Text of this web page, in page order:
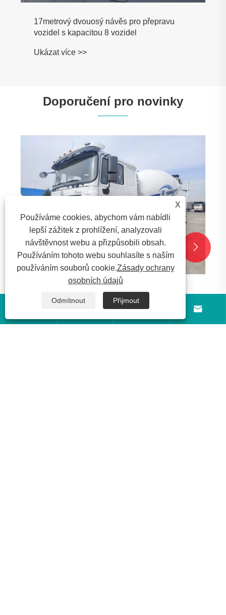
17metrový dvouosý návěs pro přepravu
vozidel s kapacitou 8 vozidel
Ukázat více >>
Doporučení pro novinky
Proč je odolný mixér cementu automobilů
Shaanxi vaší dobrou volbou?
Ukázat více >>
 
 
X
Používáme cookies, abychom vám nabídli
lepší zážitek z prohlížení, analyzovali
návštěvnost webu a přizpůsobili obsah.
Používáním tohoto webu souhlasíte s naším
používáním souborů cookie.Zásady ochrany
osobních údajů
Odmítnout Přijmout